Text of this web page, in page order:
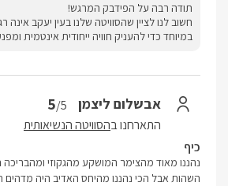
תודה רבה על הפידבק המרגש!
חשוב לנו לציין שהסוויטה שלנו בעין יעקב אינה
במיוחד כדי להעניק חוויה ייחודית אינטמית
אבשלום ליצמן 5/5
התארחנו בהסוויטה הנשיאותית
כיף
נהננו מאוד מהצימר המושקע מהגקוזי
השהות אבל הכי נהננו מהיחס האדיב היה מדהים